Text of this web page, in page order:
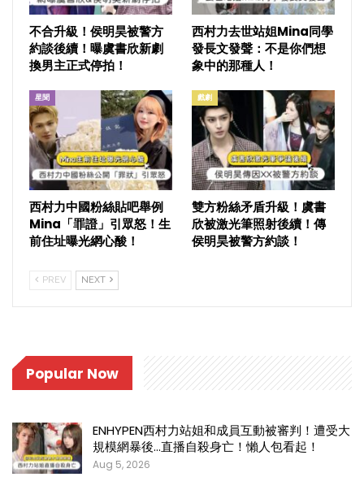
不合升級！侯明昊被警方
約談後續！曝虞書欣新劇
換男主正式停拍！
西村力去世站姐Mina同學
發長文發聲：不是你們想
象中的那種人！
星聞
西村力中國粉絲貼吧舉例
Mina「罪證」引眾怒！生
前住址曝光網心酸！
戲劇
雙方粉絲矛盾升級！虞書
欣被激光筆照射後續！傳
侯明昊被警方約談！
PREV NEXT
Popular Now
ENHYPEN西村力站姐和成員互動被審判！遭受大
規模網暴後…直播自殺身亡！懶人包看起！
Aug 5, 2026